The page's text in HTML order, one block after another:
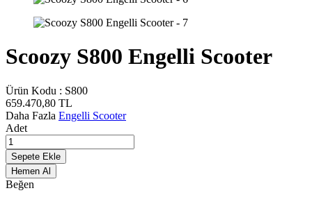
Scoozy S800 Engelli Scooter
Ürün Kodu : S800
659.470,80 TL
Daha Fazla Engelli Scooter
Adet
Sepete Ekle
Hemen Al
Beğen